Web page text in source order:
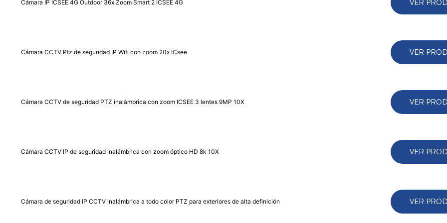
Cámara IP ICSEE 4G Outdoor 36x Zoom Smart 2 ICSEE 4G VER
Cámara CCTV Ptz de seguridad IP Wifi con zoom 20x ICsee VER
Cámara CCTV de seguridad PTZ inalámbrica con zoom ICSEE 3 lentes 9MP 10X VER
Cámara CCTV IP de seguridad inalámbrica con zoom óptico HD 8k 10X VER
Cámara de seguridad IP CCTV inalámbrica a todo color PTZ para exteriores de alta definición VER